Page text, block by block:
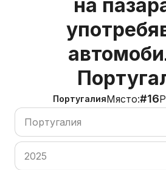
на
ПортугалияМясто:#16
Търсене на държава
Португалия
Търсене на държава
2025